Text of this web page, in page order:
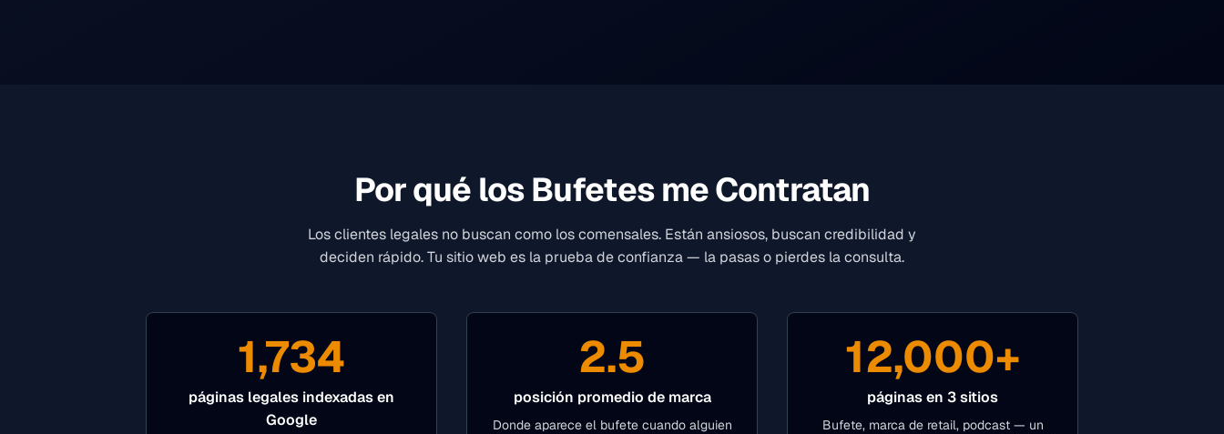
Por qué los Bufetes me Contratan
Los clientes legales no buscan como los comensales. Están ansiosos, buscan credibilidad y
deciden rápido. Tu sitio web es la prueba de confianza — la pasas o pierdes la consulta.
1,734
páginas legales indexadas en
Google
2.5
posición promedio de marca
Donde aparece el bufete cuando alguien
12,000+
páginas en 3 sitios
Bufete, marca de retail, podcast — un